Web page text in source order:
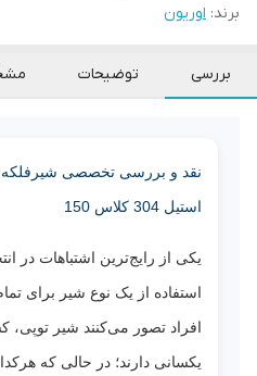
برند: اوریون
بررسی توضیحات
نقد و بررسی تخصصی
استیل 304 کلاس 150
یکی از رایج‌ترین اشتباهات در
استفاده از یک نوع شیر برای
افراد تصور می‌کنند شیر
یکسانی دارند؛ در حالی که